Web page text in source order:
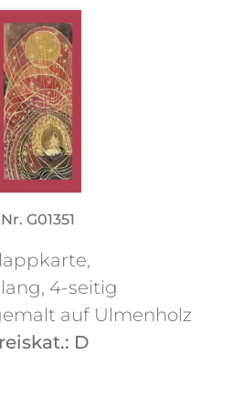
Nr. G01351
4-seitig
auf Ulmenholz
D